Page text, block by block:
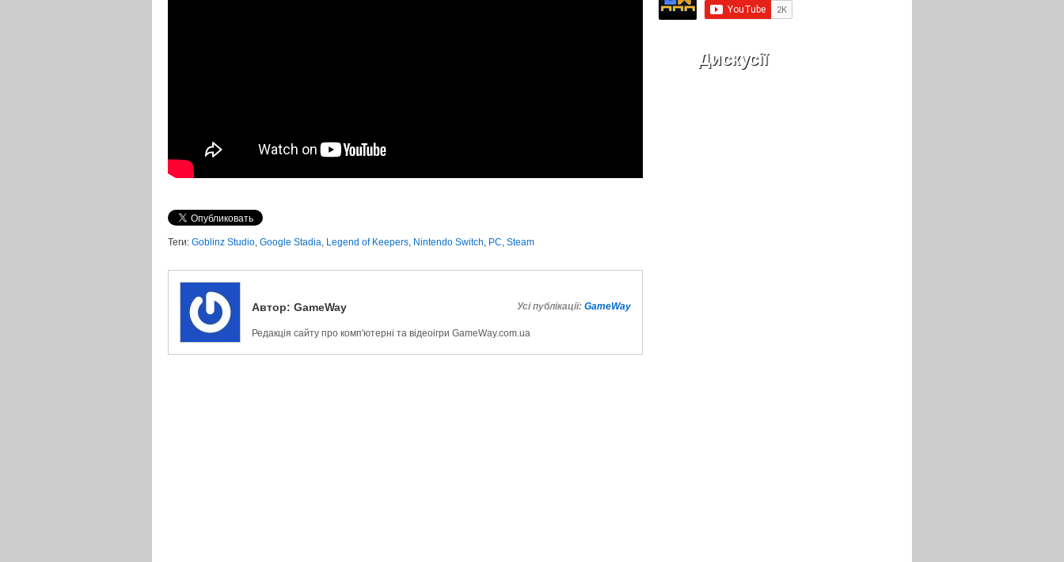
Теги: Goblinz Studio, Google Stadia, Legend of Keepers, Nintendo Switch, PC, Steam
Автор: GameWay Усі публікації: GameWay
Редакція сайту про комп'ютерні та відеоігри GameWay.com.ua
Дискусії